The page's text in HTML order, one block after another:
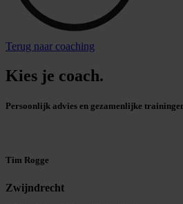
Terug naar coaching
Kies je coach.
Persoonlijk advies en gezamenlijke
Tim Rogge
Zwijndrecht